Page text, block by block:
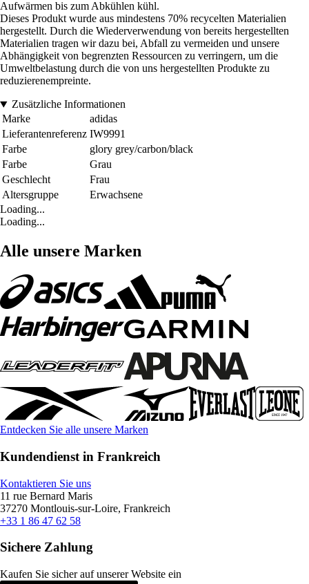
Aufwärmen bis zum Abkühlen kühl.
Dieses Produkt wurde aus mindestens 70% recycelten Materialien
hergestellt. Durch die Wiederverwendung von bereits hergestellten
Materialien tragen wir dazu bei, Abfall zu vermeiden und unsere
Abhängigkeit von begrenzten Ressourcen zu verringern, um die
Umweltbelastung durch die von uns hergestellten Produkte zu
reduzierenempreinte.
Zusätzliche Informationen
Marke
adidas
Lieferantenreferenz IW9991
Farbe
glory grey/carbon/black
Farbe
Grau
Geschlecht
Frau
Altersgruppe
Erwachsene
Loading...
Loading...
Alle unsere Marken
Entdecken Sie alle unsere Marken
Kundendienst in Frankreich
Kontaktieren Sie uns
11 rue Bernard Maris
37270 Montlouis-sur-Loire, Frankreich
+33 1 86 47 62 58
Sichere Zahlung
Kaufen Sie sicher auf unserer Website ein